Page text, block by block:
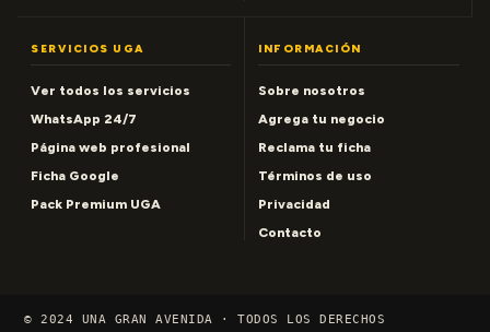
SERVICIOS UGA
Ver todos los servicios
WhatsApp 24/7
Página web profesional
Ficha Google
Pack Premium UGA
INFORMACIÓN
Sobre nosotros
Agrega tu negocio
Reclama tu ficha
Términos de uso
Privacidad
Contacto
© 2024 UNA GRAN AVENIDA · TODOS LOS DERECHOS